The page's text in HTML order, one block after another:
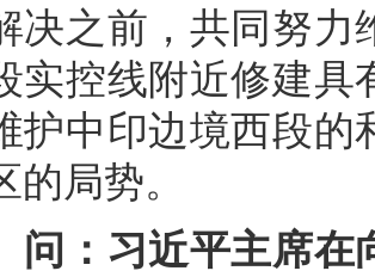
决之前，共同努力
实控线附近修建具
护中印边境西段的
的局势。
问：习近平主席在